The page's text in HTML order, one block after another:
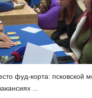
фуд-корта: псковской
...